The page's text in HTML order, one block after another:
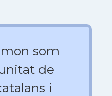
som
de
i